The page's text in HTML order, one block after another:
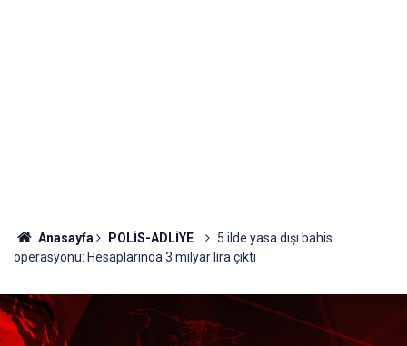
Anasayfa POLİS-ADLİYE
5 ilde yasa dışı bahis
operasyonu: Hesaplarında 3 milyar lira çıktı